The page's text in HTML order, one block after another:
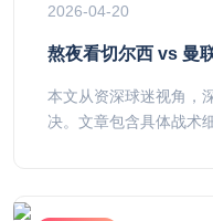
2026-04-20
熬夜看切尔西 vs 曼
本文从资深球迷视角，
决。文章包含具体战术